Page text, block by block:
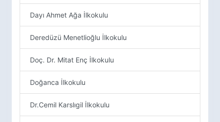
Dayı Ahmet Ağa İlkokulu
Deredüzü Menetlioğlu İlkokulu
Doç. Dr. Mitat Enç İlkokulu
Doğanca İlkokulu
Dr.Cemil Karslıgil İlkokulu